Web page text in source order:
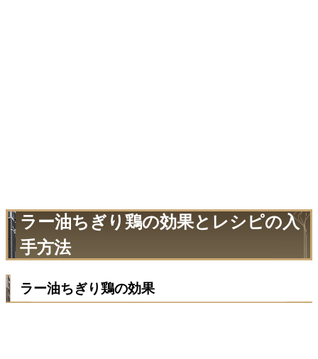
ラー油ちぎり鶏の効果とレシピの入
手方法
ラー油ちぎり鶏の効果